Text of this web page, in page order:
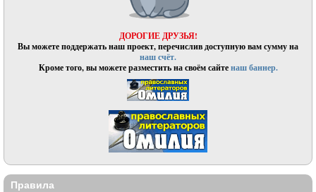
ДОРОГИЕ ДРУЗЬЯ!
Вы можете поддержать наш проект, перечислив доступную вам сумму на
наш счёт.
Кроме того, вы можете разместить на своём сайтенаш баннер.
Правила